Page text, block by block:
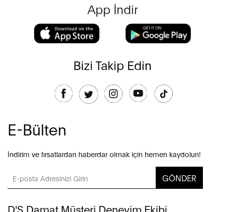
App İndir
Bizi Takip Edin
E-Bülten
İndirim ve fırsatlardan haberdar olmak için hemen kaydolun!
GÖNDER
D'S Damat Müşteri Deneyim Ekibi